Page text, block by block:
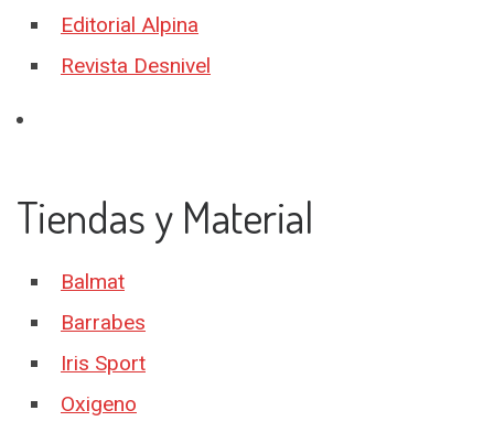
Editorial Alpina
Revista Desnivel
Tiendas y Material
Balmat
Barrabes
Iris Sport
Oxigeno